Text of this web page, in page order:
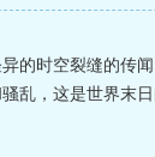
的时空裂缝的传
乱，这是世界末